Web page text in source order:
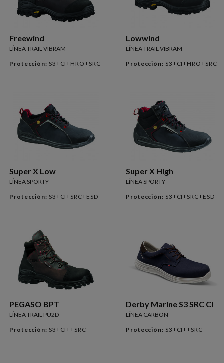
Freewind
LÍNEA TRAIL VIBRAM
Protección: S3+CI+HRO+SRC
Lowwind
LÍNEA TRAIL VIBRAM
Protección: S3+CI+HRO+SRC
Super X Low
LÍNEA SPORTY
Protección: S3+CI+SRC+ESD
Super X High
LÍNEA SPORTY
Protección: S3+CI+SRC+ESD
PEGASO BPT
LÍNEA TRAIL PU2D
Protección: S3+CI++SRC
Derby Marine S3 SRC CI
LÍNEA CARBON
Protección: S3+CI++SRC